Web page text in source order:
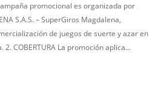
promocional es organizada por
S.A.S. – SuperGiros Magdalena,
de juegos de suerte y azar en
COBERTURA La promoción aplica...